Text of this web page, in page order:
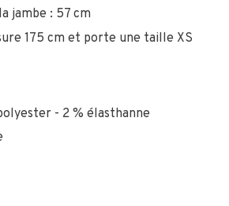
jambe : 57 cm
175 cm et porte une taille XS
- 2 % élasthanne